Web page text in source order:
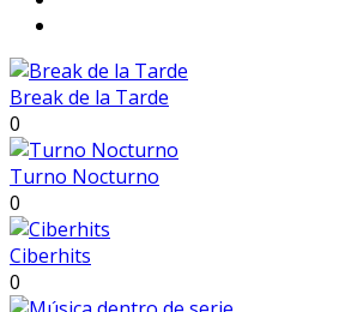
Break de la Tarde
0
Turno Nocturno
0
Ciberhits
0